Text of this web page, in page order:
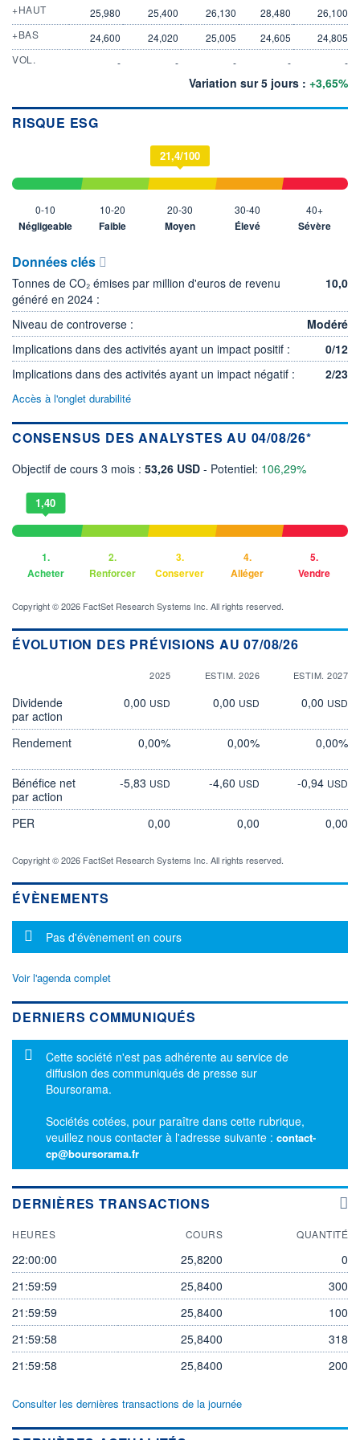
+HAUT
25,980 25,400 26,130 28,480
26,100
+BAS
24,600 24,020 25,005 24,605
24,805
VOL.
- - - - -
Variation sur 5 jours : +3,65%
RISQUE ESG
0-10
Négligeable
10-20
Faible
21,4/100
20-30
Moyen
30-40
Élevé
40+
Sévère
Données clés
Tonnes de CO₂ émises par million d'euros de revenu
généré en 2024 :
10,0
Niveau de controverse :
Modéré
Implications dans des activités ayant un impact positif :
0/12
Implications dans des activités ayant un impact négatif :
2/23
Accès à l'onglet durabilité
CONSENSUS DES ANALYSTES AU 04/08/26*
Objectif de cours 3 mois : 53,26 USD - Potentiel: 106,29%
1,40
1.
Acheter
2.
Renforcer
3.
Conserver
4.
Alléger
5.
Vendre
Copyright © 2026 FactSet Research Systems Inc. All rights reserved.
ÉVOLUTION DES PRÉVISIONS AU 07/08/26
2025 ESTIM. 2026 ESTIM. 2027
Dividende
par action
0,00 USD 0,00 USD 0,00 USD
Rendement 0,00% 0,00% 0,00%
Bénéfice net
par action
-5,83 USD -4,60 USD -0,94 USD
PER 0,00 0,00 0,00
Copyright © 2026 FactSet Research Systems Inc. All rights reserved.
ÉVÈNEMENTS
Message d'information
Pas d'évènement en cours
Voir l'agenda complet
DERNIERS COMMUNIQUÉS
Message d'information
Cette société n'est pas adhérente au service de
diffusion des communiqués de presse sur
Boursorama.
Sociétés cotées, pour paraître dans cette rubrique,
veuillez nous contacter à l'adresse suivante : contact-
cp@boursorama.fr
DERNIÈRES TRANSACTIONS
HEURES COURS QUANTITÉ
22:00:00 25,8200
0
21:59:59
25,8400
300
21:59:59
25,8400
100
21:59:58
25,8400
318
21:59:58
25,8400 200
Consulter les dernières transactions de la journée